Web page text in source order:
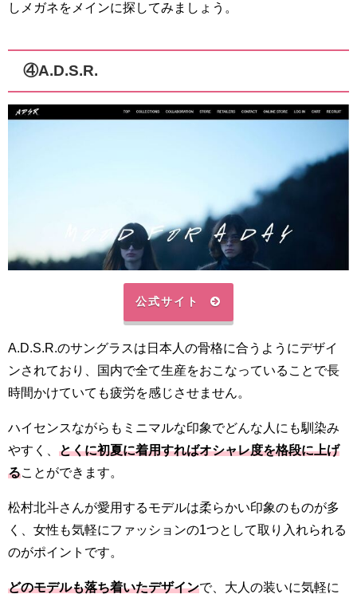
しメガネをメインに探してみましょう。
④A.D.S.R.
公式サイト
A.D.S.R.のサングラスは日本人の骨格に合うようにデザイ
ンされており、国内で全て生産をおこなっていることで長
時間かけていても疲労を感じさせません。
ハイセンスながらもミニマルな印象でどんな人にも馴染み
やすく、 とくに初夏に着用すればオシャレ度を格段に上げ
る ことができます。
松村北斗さんが愛用するモデルは柔らかい印象のものが多
く、女性も気軽にファッションの1つとして取り入れられる
のがポイントです。
どのモデルも落ち着いたデザインで、大人の装いに気軽に